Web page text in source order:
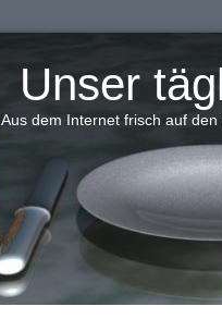
Unser
Aus dem Internet frisch auf den